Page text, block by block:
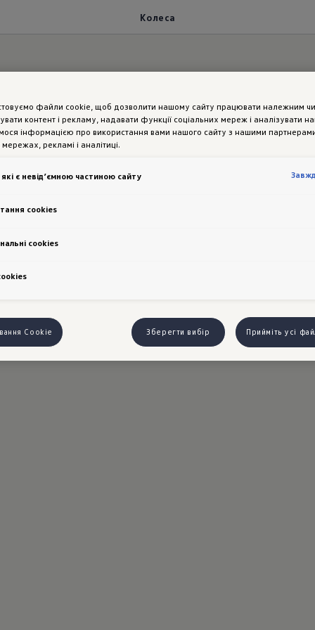
Колеса
для будь-якого
Beetle Austria входять 16-дюймові
дисків відкриває численні можливості для
Деякі варіанти дизайну дисків доступні
- диски Circle Black діаметром 17" із
«жука».
файли cookie, щоб дозволити нашому сайту працювати належним
контент і рекламу, надавати функції соціальних мереж і аналізувати
інформацією про використання вами нашого сайту з нашими
рекламі і аналітиці.
є невід’ємною частиною сайту
cookies
cookies
Cookie Зберегти вибір Прийміть усі